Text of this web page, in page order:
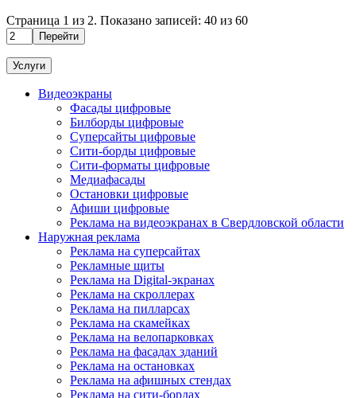
Страница 1 из 2. Показано записей: 40 из 60
Перейти
Услуги
Видеоэкраны
Фасады цифровые
Билборды цифровые
Суперсайты цифровые
Сити-борды цифровые
Сити-форматы цифровые
Медиафасады
Остановки цифровые
Афиши цифровые
Реклама на видеоэкранах в Свердловской области
Наружная реклама
Реклама на суперсайтах
Рекламные щиты
Реклама на Digital-экранах
Реклама на скроллерах
Реклама на пилларсах
Реклама на скамейках
Реклама на велопарковках
Реклама на фасадах зданий
Реклама на остановках
Реклама на афишных стендах
Реклама на сити-бордах